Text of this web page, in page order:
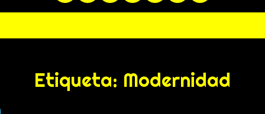
Etiqueta: Modernidad